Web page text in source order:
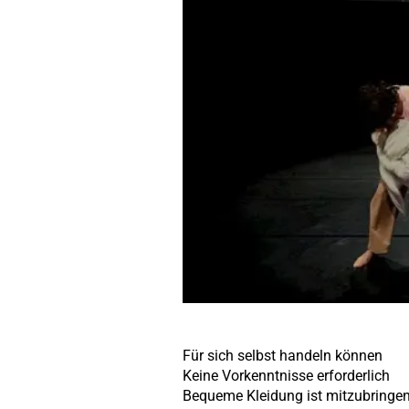
Für sich selbst handeln können
Keine Vorkenntnisse erforderlich
Bequeme Kleidung ist